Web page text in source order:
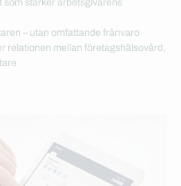
som stärker arbetsgivarens
– utan omfattande frånvaro
relationen mellan företagshälsovård,